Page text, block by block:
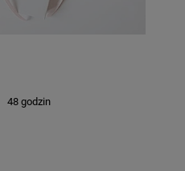
48 godzin